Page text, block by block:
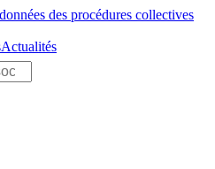
des procédures collectives
Actualités